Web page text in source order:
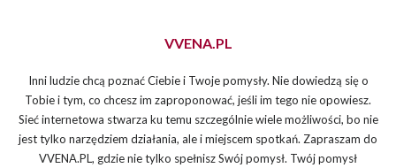
VVENA.PL
Inni ludzie chcą poznać Ciebie i Twoje pomysły. Nie dowiedzą się o
Tobie i tym, co chcesz im zaproponować, jeśli im tego nie opowiesz.
Sieć internetowa stwarza ku temu szczególnie wiele możliwości, bo nie
jest tylko narzędziem działania, ale i miejscem spotkań. Zapraszam do
VVENA.PL, gdzie nie tylko spełnisz Swój pomysł. Twój pomysł